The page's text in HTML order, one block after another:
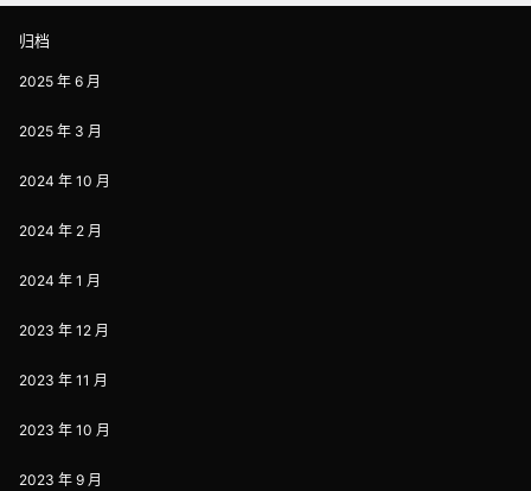
归档
2025 年 6 月
2025 年 3 月
2024 年 10 月
2024 年 2 月
2024 年 1 月
2023 年 12 月
2023 年 11 月
2023 年 10 月
2023 年 9 月